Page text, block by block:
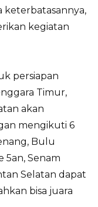
keterbatasannya,
kegiatan
persiapan
Timur,
akan
mengikuti 6
Bulu
5an, Senam
Selatan dapat
bisa juara